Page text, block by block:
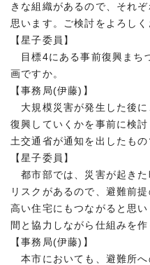
きな組織があるので、それ
思います。ご検討をよろしく
【星子委員】
目標4にある事前復興まち
画ですか。
【事務局(伊藤)】
大規模災害が発生した後に
復興していくかを事前に検
土交通省が通知を出したもの
【星子委員】
都市部では、災害が起きた
リスクがあるので、避難前
高い住宅にもつながると思
間と協力しながら仕組みを
【事務局(伊藤)】
本市においても、避難所へ